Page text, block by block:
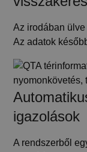
Az irodában
Az adatok
igazolások
A rendszerből